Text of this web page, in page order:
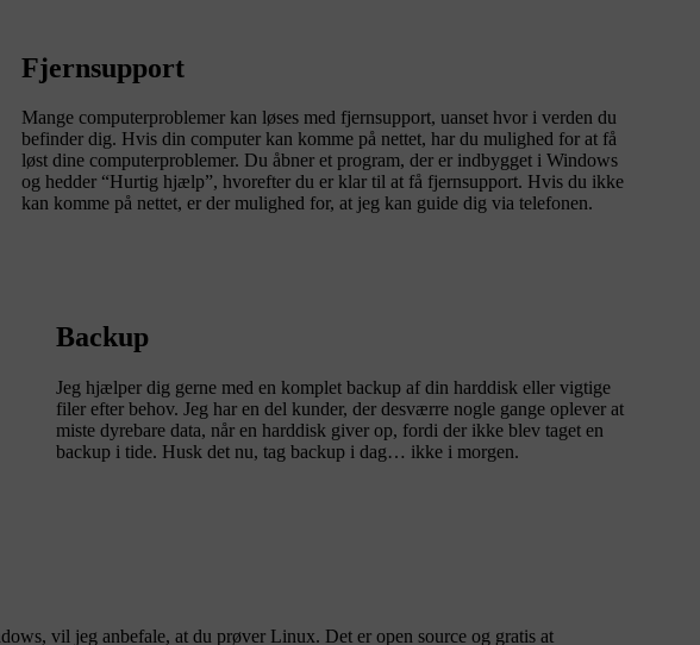
Fjernsupport
Mange computerproblemer kan løses med fjernsupport, uanset hvor i verden du
befinder dig. Hvis din computer kan komme på nettet, har du mulighed for at få
løst dine computerproblemer. Du åbner et program, der er indbygget i Windows
og hedder “Hurtig hjælp”, hvorefter du er klar til at få fjernsupport. Hvis du ikke
kan komme på nettet, er der mulighed for, at jeg kan guide dig via telefonen.
Backup
Jeg hjælper dig gerne med en komplet backup af din harddisk eller vigtige
filer efter behov. Jeg har en del kunder, der desværre nogle gange oplever at
miste dyrebare data, når en harddisk giver op, fordi der ikke blev taget en
backup i tide. Husk det nu, tag backup i dag… ikke i morgen.
vil jeg anbefale, at du prøver Linux. Det er open source og gratis at